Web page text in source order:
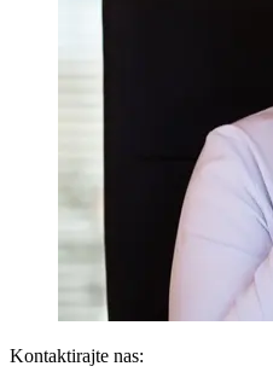
Kontaktirajte nas: